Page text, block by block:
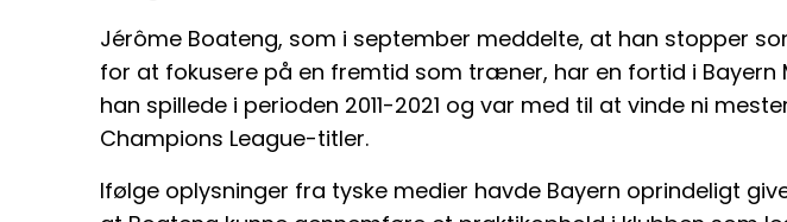
Jérôme Boateng, som i september meddelte, at han stopper
for at fokusere på en fremtid som træner, har en fortid i Bayern
han spillede i perioden 2011-2021 og var med til at vinde ni
Champions League-titler.
Ifølge oplysninger fra tyske medier havde Bayern oprindeligt